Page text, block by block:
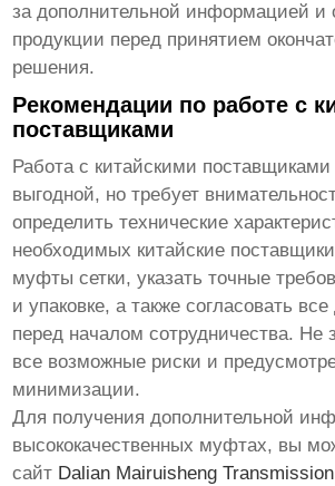
за дополнительной информацией и
продукции перед принятием
решения.
Рекомендации по работе с
поставщиками
Работа с китайскими
выгодной, но требует
определить технические
необходимых китайские
муфты сетки, указать точные
и упаковке, а также согласовать
перед началом сотрудничества. Не
все возможные риски и
минимизации.
Для получения дополнительной
высококачественных муфтах, вы
сайт Dalian Mairuisheng